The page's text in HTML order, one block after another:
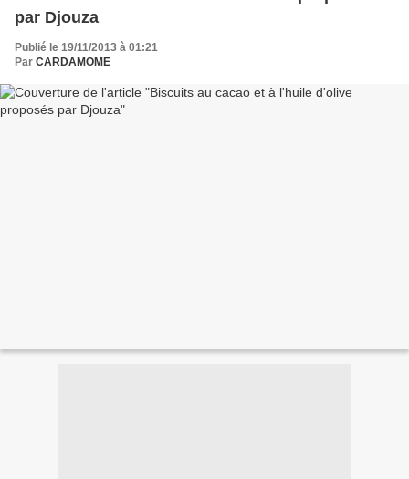
par Djouza
Publié le 19/11/2013 à 01:21
Par CARDAMOME